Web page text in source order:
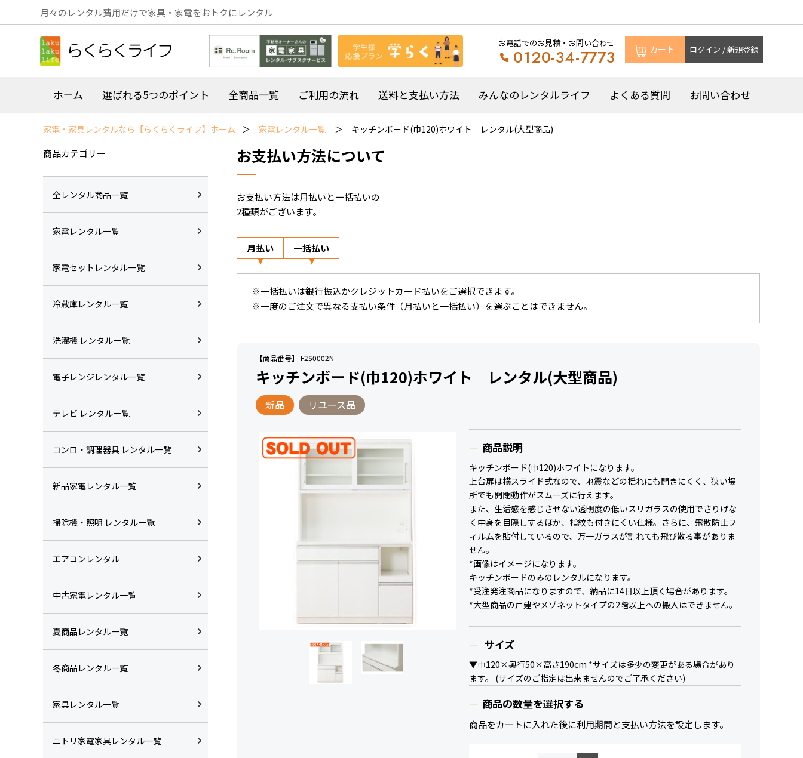
月々のレンタル費用だけで家具・家電をおトクにレンタル
お電話でのお見積・お問い合わせ
0120-34-7773 カート ログイン / 新規登録
ホーム 選ばれる5つのポイント 全商品一覧 ご利用の流れ 送料と支払い方法 みんなのレンタルライフ よくある質問 お問い合わせ
家電・家具レンタルなら【らくらくライフ】ホーム 家電レンタル一覧 キッチンボード(巾120)ホワイト レンタル(大型商品)
お支払い方法について
お支払い方法は月払いと一括払いの
2種類がございます。
月払い 一括払い
※一括払いは銀行振込かクレジットカード払いをご選択できます。
※一度のご注文で異なる支払い条件（月払いと一括払い）を選ぶことはできません。
【商品番号】 F250002N
キッチンボード(巾120)ホワイト レンタル(大型商品)
新品 リユース品
商品説明
キッチンボード(巾120)ホワイトになります。
上台扉は横スライド式なので、地震などの揺れにも開きにくく、狭い場
所でも開閉動作がスムーズに行えます。
また、生活感を感じさせない透明度の低いスリガラスの使用でさりげな
く中身を目隠しするほか、指紋も付きにくい仕様。さらに、飛散防止フ
ィルムを貼付しているので、万一ガラスが割れても飛び散る事がありま
せん。
*画像はイメージになります。
キッチンボードのみのレンタルになります。
*受注発注商品になりますので、納品に14日以上頂く場合があります。
*大型商品の戸建やメゾネットタイプの2階以上への搬入はできません。
サイズ
▼巾120×奥行50×高さ190cm *サイズは多少の変更がある場合があり
ます。 (サイズのご指定は出来ませんのでご了承ください)
商品の数量を選択する
商品をカートに入れた後に利用期間と支払い方法を設定します。
商品カテゴリー
全レンタル商品一覧
家電レンタル一覧
家電セットレンタル一覧
冷蔵庫レンタル一覧
洗濯機 レンタル一覧
電子レンジレンタル一覧
テレビ レンタル一覧
コンロ・調理器具 レンタル一覧
新品家電レンタル一覧
掃除機・照明 レンタル一覧
エアコンレンタル
中古家電レンタル一覧
夏商品レンタル一覧
冬商品レンタル一覧
家具レンタル一覧
ニトリ家電家具レンタル一覧